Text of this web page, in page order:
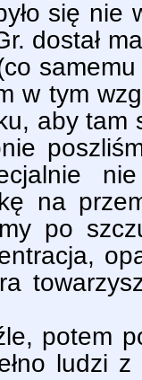
się nie
dostał
w tym
aby tam
na
po
potem
ludzi